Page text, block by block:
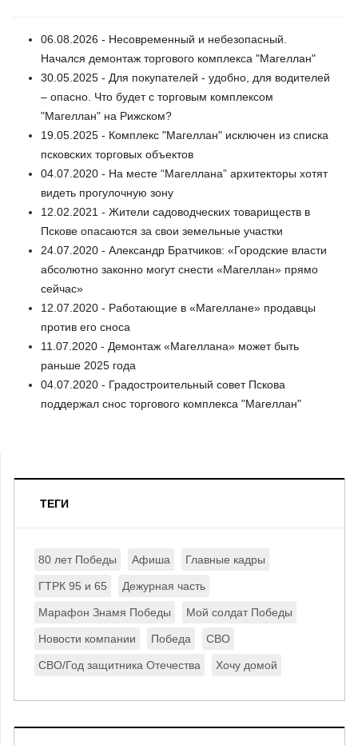
06.08.2026 - Несовременный и небезопасный.
Начался демонтаж торгового комплекса "Магеллан"
30.05.2025 - Для покупателей - удобно, для водителей
– опасно. Что будет с торговым комплексом
"Магеллан" на Рижском?
19.05.2025 - Комплекс "Магеллан" исключен из списка
псковских торговых объектов
04.07.2020 - На месте “Магеллана” архитекторы хотят
видеть прогулочную зону
12.02.2021 - Жители садоводческих товариществ в
Пскове опасаются за свои земельные участки
24.07.2020 - Александр Братчиков: «Городские власти
абсолютно законно могут снести «Магеллан» прямо
сейчас»
12.07.2020 - Работающие в «Магеллане» продавцы
против его сноса
11.07.2020 - Демонтаж «Магеллана» может быть
раньше 2025 года
04.07.2020 - Градостроительный совет Пскова
поддержал снос торгового комплекса "Магеллан"
ТЕГИ
80 лет Победы Афиша Главные кадры
ГТРК 95 и 65 Дежурная часть
Марафон Знамя Победы Мой солдат Победы
Новости компании Победа СВО
СВО/Год защитника Отечества Хочу домой